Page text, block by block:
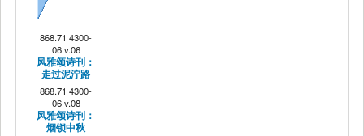
868.71 4300-
06 v.06
风雅颂诗刊：
走过泥泞路
868.71 4300-
06 v.08
风雅颂诗刊：
烟锁中秋